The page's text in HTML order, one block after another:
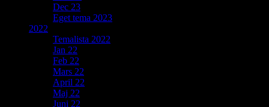
Dec 23
Eget tema 2023
2022
Temalista 2022
Jan 22
Feb 22
Mars 22
April 22
Maj 22
Juni 22